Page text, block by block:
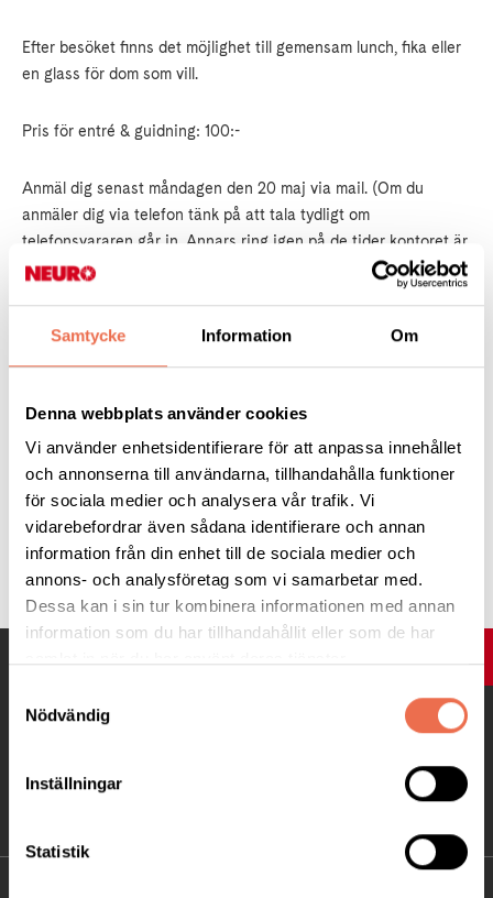
Samtycke Information Om
Denna webbplats använder cookies
Vi använder enhetsidentifierare för att anpassa innehållet
och annonserna till användarna, tillhandahålla funktioner
för sociala medier och analysera vår trafik. Vi
vidarebefordrar även sådana identifierare och annan
information från din enhet till de sociala medier och
annons- och analysföretag som vi samarbetar med.
Dessa kan i sin tur kombinera informationen med annan
information som du har tillhandahållit eller som de har
Nödvändig
Inställningar
Statistik
Efter besöket finns det möjlighet till gemensam lunch, fika eller
en glass för dom som vill.
Pris för entré & guidning: 100:-
Anmäl dig senast måndagen den 20 maj via mail. (Om du
anmäler dig via telefon tänk på att tala tydligt om
telefonsvararen går in. Annars ring igen på de tider kontoret är
öppet).
61 82 eller PlusGiro 4310954-5. Kontanter kan mottagas i
Tipsa